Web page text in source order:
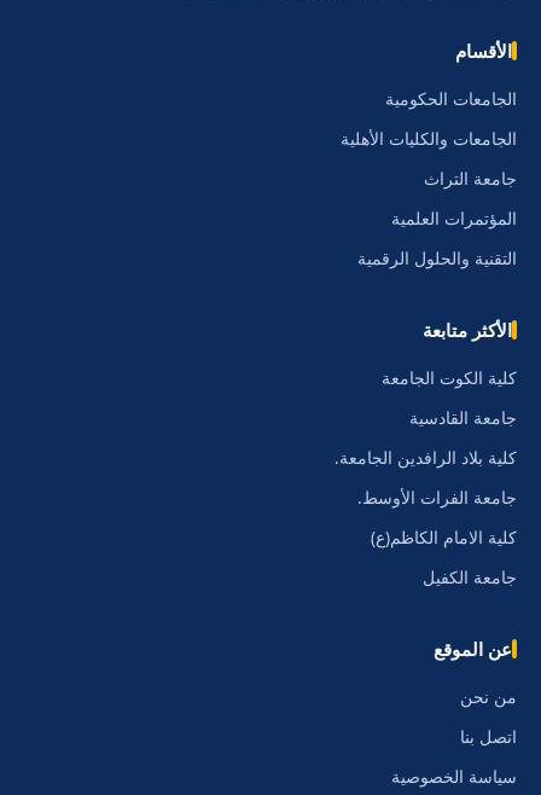
الأقسام
الجامعات الحكومية
الجامعات والكليات الأهلية
جامعة التراث
المؤتمرات العلمية
التقنية والحلول الرقمية
الأكثر متابعة
كلية الكوت الجامعة
جامعة القادسية
كلية بلاد الرافدين الجامعة.
جامعة الفرات الأوسط.
كلية الامام الكاظم(ع)
جامعة الكفيل
عن الموقع
من نحن
اتصل بنا
سياسة الخصوصية